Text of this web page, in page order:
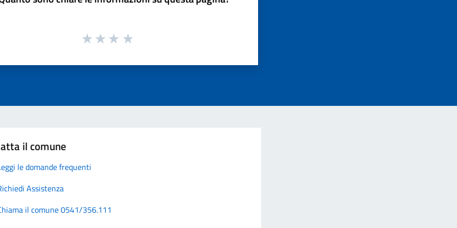
il comune
le domande frequenti
Assistenza
il comune 0541/356.111